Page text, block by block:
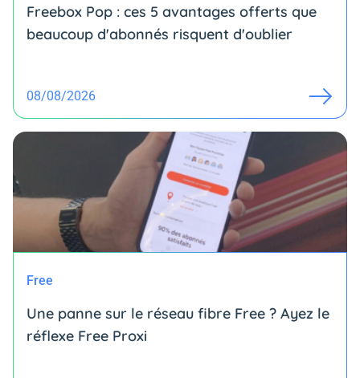
Freebox Pop : ces 5 avantages offerts que
beaucoup d'abonnés risquent d'oublier
08/08/2026
Free
Une panne sur le réseau fibre Free ? Ayez le
réflexe Free Proxi